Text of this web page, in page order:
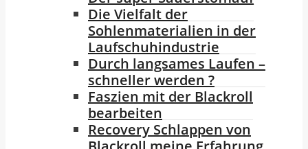
Die Vielfalt der
Sohlenmaterialien in der
Laufschuhindustrie
Durch langsames Laufen –
schneller werden ?
Faszien mit der Blackroll
bearbeiten
Recovery Schlappen von